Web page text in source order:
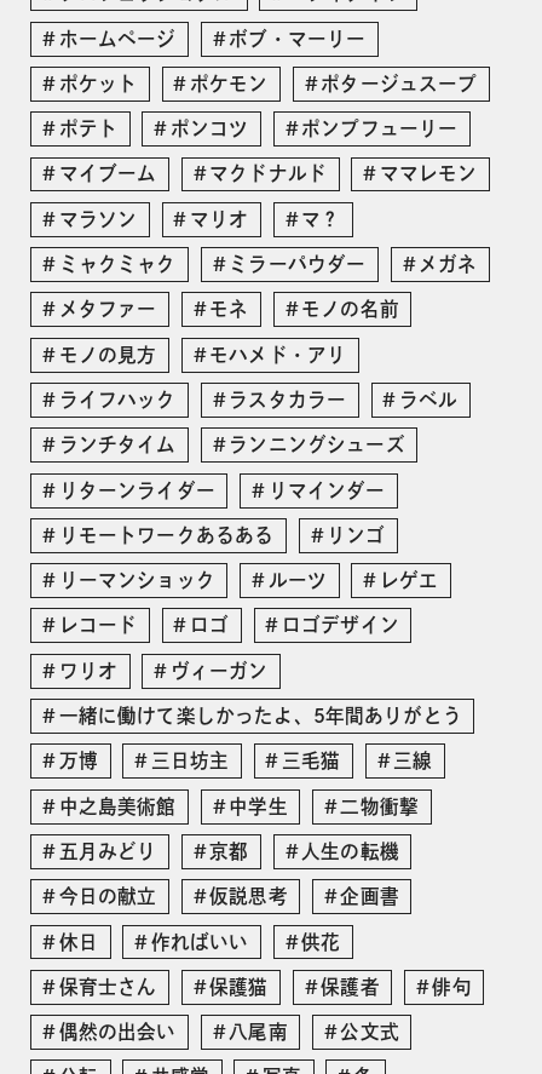
ホームページ ボブ・マーリー
ポケット ポケモン ポタージュスープ
ポテト ポンコツ ポンプフューリー
マイブーム マクドナルド ママレモン
マラソン マリオ マ？
ミャクミャク ミラーパウダー メガネ
メタファー モネ モノの名前
モノの見方 モハメド・アリ
ライフハック ラスタカラー ラベル
ランチタイム ランニングシューズ
リターンライダー リマインダー
リモートワークあるある リンゴ
リーマンショック ルーツ レゲエ
レコード ロゴ ロゴデザイン
ワリオ ヴィーガン
一緒に働けて楽しかったよ、5年間ありがとう
万博 三日坊主 三毛猫 三線
中之島美術館 中学生 二物衝撃
五月みどり 京都 人生の転機
今日の献立 仮説思考 企画書
休日 作ればいい 供花
保育士さん 保護猫 保護者 俳句
偶然の出会い 八尾南 公文式